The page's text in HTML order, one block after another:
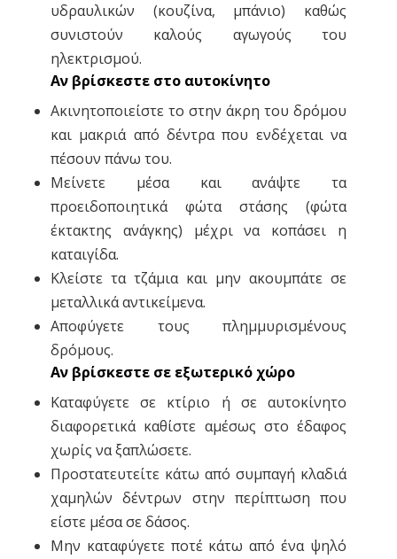
υδραυλικών (κουζίνα, μπάνιο) καθώς
συνιστούν καλούς αγωγούς του
ηλεκτρισμού.
Αν βρίσκεστε στο αυτοκίνητο
Ακινητοποιείστε το στην άκρη του δρόμου
και μακριά από δέντρα που ενδέχεται να
πέσουν πάνω του.
Μείνετε μέσα και ανάψτε τα
προειδοποιητικά φώτα στάσης (φώτα
έκτακτης ανάγκης) μέχρι να κοπάσει η
καταιγίδα.
Κλείστε τα τζάμια και μην ακουμπάτε σε
μεταλλικά αντικείμενα.
Αποφύγετε τους πλημμυρισμένους
δρόμους.
Αν βρίσκεστε σε εξωτερικό χώρο
Καταφύγετε σε κτίριο ή σε αυτοκίνητο
διαφορετικά καθίστε αμέσως στο έδαφος
χωρίς να ξαπλώσετε.
Προστατευτείτε κάτω από συμπαγή κλαδιά
χαμηλών δέντρων στην περίπτωση που
είστε μέσα σε δάσος.
Μην καταφύγετε ποτέ κάτω από ένα ψηλό